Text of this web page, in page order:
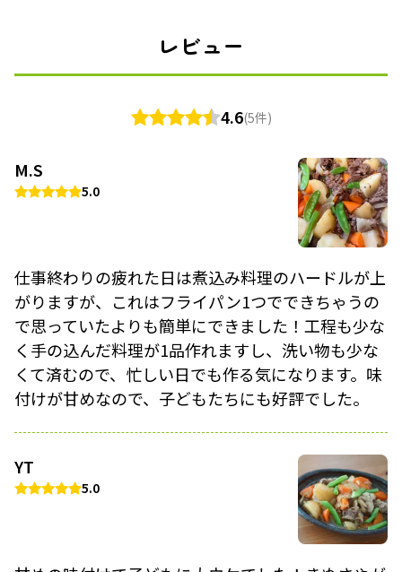
レビュー
4.6(5件)
M.S
5.0
仕事終わりの疲れた日は煮込み料理のハードルが上
がりますが、これはフライパン1つでできちゃうの
で思っていたよりも簡単にできました！工程も少な
く手の込んだ料理が1品作れますし、洗い物も少な
くて済むので、忙しい日でも作る気になります。味
付けが甘めなので、子どもたちにも好評でした。
YT
5.0